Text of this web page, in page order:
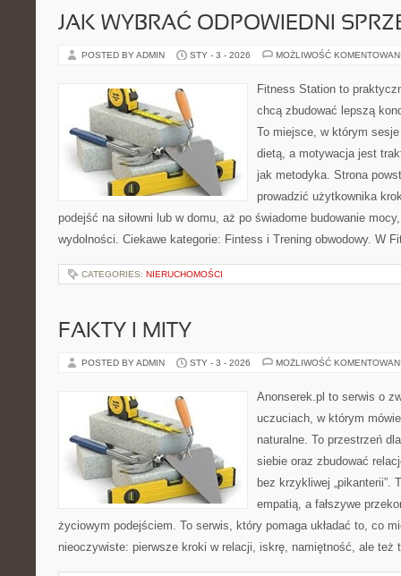
JAK WYBRAĆ ODPOWIEDNI
POSTED BY ADMIN STY - 3 - 2026 MOŻLIWOŚĆ
Fitness Station to
chcą zbudować lepszą
To miejsce, w którym
dietą, a motywacja jest
jak metodyka. Strona
prowadzić użytkownika
podejść na siłowni lub w domu, aż po świadome budowanie
wydolności. Ciekawe kategorie: Fintess i Trening obwodowy. W
CATEGORIES: NIERUCHOMOŚCI
FAKTY I MITY
POSTED BY ADMIN STY - 3 - 2026 MOŻLIWOŚĆ
Anonserek.pl to serwis o
uczuciach, w którym
naturalne. To przestrzeń
siebie oraz zbudować
bez krzykliwej „pikanterii”.
empatią, a fałszywe
życiowym podejściem. To serwis, który pomaga układać to, co
nieoczywiste: pierwsze kroki w relacji, iskrę, namiętność, ale